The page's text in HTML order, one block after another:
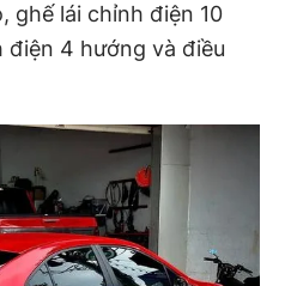
ghế lái chỉnh điện 10
4 hướng và điều